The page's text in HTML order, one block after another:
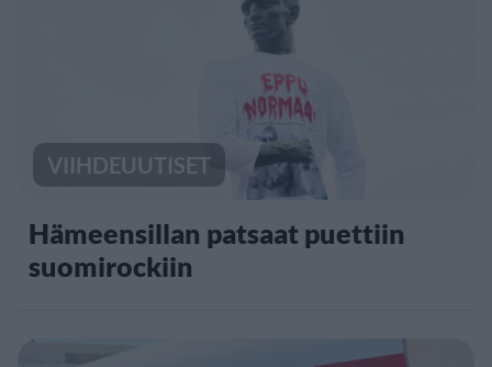
VIIHDEUUTISET
Hämeensillan patsaat puettiin
suomirockiin